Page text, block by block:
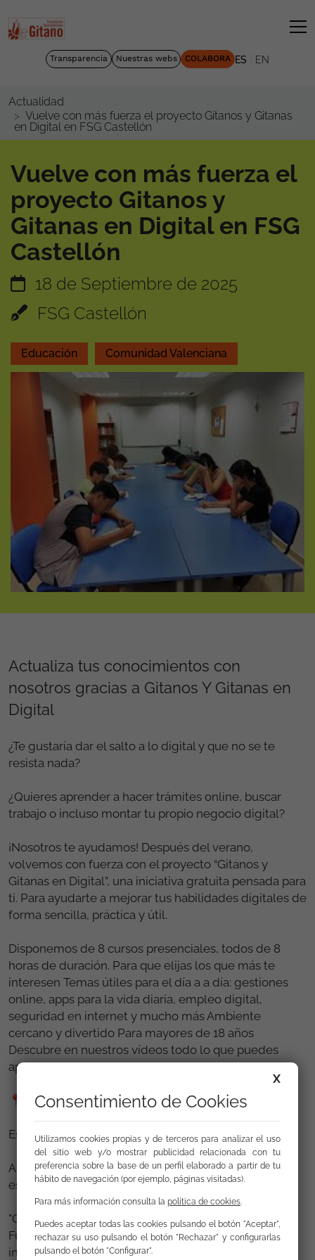
Transparencia Nuestras webs COLABORA ES EN
Actualidad
Vuelve con más fuerza el proyecto Gitanos y Gitanas
en Digital en FSG Castellón
Vuelve con más fuerza el
proyecto Gitanos y
Gitanas en Digital en FSG
Castellón
18 de Septiembre de 2025
FSG Castellón
Educación Comunidad Valenciana
Actualiza tus conocimientos con
nosotros gracias a Gitanos Y Gitanas en
Digital
¿Te gustaría dar el salto a lo digital y que no se te
resista nada?
¿Quieres aprender a hacer trámites online, buscar
trabajo o incluso montar tu propio negocio digital?
¡Nosotros te ayudamos! Después del verano,
volvemos con fuerza con el proyecto “Gitanos y
Gitanas en Digital”, una iniciativa gratuita pensada para
ti. Para ayudarte a mejorar tus habilidades digitales de
forma sencilla, práctica y útil.
Disponemos de 8 cursos presenciales, todos de 8
horas de duración. Para que elijas los que más te
interesen Temas útiles para el día a a día: gestiones
online, apps para la vida diaria, empleo digital,
seguridad en internet y mucho más Ambiente
cercano y divertido Para mayores de 18 años
Descubre en nuestros vídeos todo lo que puedes
aprender con nosotros.
📍 Inscríbete ya.
Es tu momento. No dejes pasar esta oportunidad.
Aprende, crece y conéctate con lo digital. ¡Te
esperamos!
"Gitanos y Gitanas en Digital" es un proyecto de la
Fundación Secretariado Gitano, enmarcado en la
iniciativa Generación D, impulsada por Red.es,
X
Consentimiento de Cookies
Utilizamos cookies propias y de terceros para analizar el uso
del sitio web y/o mostrar publicidad relacionada con tu
preferencia sobre la base de un perfil elaborado a partir de tu
hábito de navegación (por ejemplo, páginas visitadas).
Para más información consulta la política de cookies
Puedes aceptar todas las cookies pulsando el botón "Aceptar",
rechazar su uso pulsando el botón "Rechazar" y configurarlas
pulsando el botón "Configurar".